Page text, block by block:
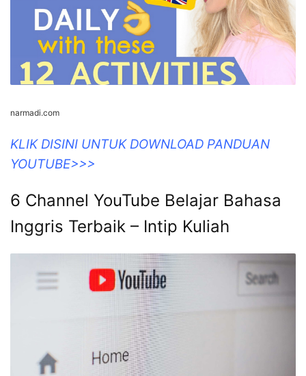
narmadi.com
KLIK DISINI UNTUK DOWNLOAD PANDUAN
YOUTUBE>>>
6 Channel YouTube Belajar Bahasa
Inggris Terbaik – Intip Kuliah